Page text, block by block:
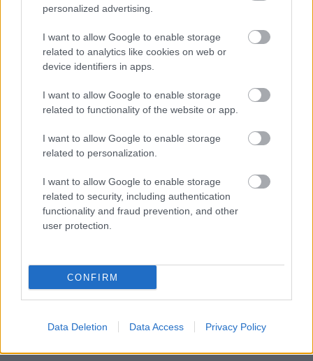
personalized advertising.
I want to allow Google to enable storage
related to analytics like cookies on web or
device identifiers in apps.
I want to allow Google to enable storage
related to functionality of the website or app.
I want to allow Google to enable storage
related to personalization.
I want to allow Google to enable storage
related to security, including authentication
functionality and fraud prevention, and other
user protection.
CONFIRM
Data Deletion Data Access Privacy Policy